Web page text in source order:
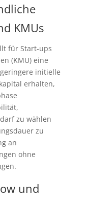
KMUs
für Start-ups
(KMU) eine
initielle
erhalten,
zu wählen
zu
an
ohne
und